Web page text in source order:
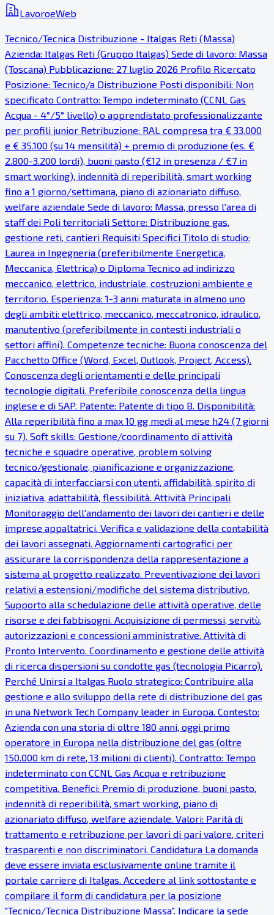
LavoroeWeb
Tecnico/Tecnica Distribuzione - Italgas Reti (Massa)
Azienda: Italgas Reti (Gruppo Italgas) Sede di lavoro: Massa
(Toscana) Pubblicazione: 27 luglio 2026 Profilo Ricercato
Posizione: Tecnico/a Distribuzione Posti disponibili: Non
specificato Contratto: Tempo indeterminato (CCNL Gas
Acqua - 4°/5° livello) o apprendistato professionalizzante
per profili junior Retribuzione: RAL compresa tra € 33.000
e € 35.100 (su 14 mensilità) + premio di produzione (es. €
2.800-3.200 lordi), buoni pasto (€12 in presenza / €7 in
smart working), indennità di reperibilità, smart working
fino a 1 giorno/settimana, piano di azionariato diffuso,
welfare aziendale Sede di lavoro: Massa, presso l'area di
staff dei Poli territoriali Settore: Distribuzione gas,
gestione reti, cantieri Requisiti Specifici Titolo di studio:
Laurea in Ingegneria (preferibilmente Energetica,
Meccanica, Elettrica) o Diploma Tecnico ad indirizzo
meccanico, elettrico, industriale, costruzioni ambiente e
territorio. Esperienza: 1-3 anni maturata in almeno uno
degli ambiti: elettrico, meccanico, meccatronico, idraulico,
manutentivo (preferibilmente in contesti industriali o
settori affini). Competenze tecniche: Buona conoscenza del
Pacchetto Office (Word, Excel, Outlook, Project, Access).
Conoscenza degli orientamenti e delle principali
tecnologie digitali. Preferibile conoscenza della lingua
inglese e di SAP. Patente: Patente di tipo B. Disponibilità:
Alla reperibilità fino a max 10 gg medi al mese h24 (7 giorni
su 7). Soft skills: Gestione/coordinamento di attività
tecniche e squadre operative, problem solving
tecnico/gestionale, pianificazione e organizzazione,
capacità di interfacciarsi con utenti, affidabilità, spirito di
iniziativa, adattabilità, flessibilità. Attività Principali
Monitoraggio dell'andamento dei lavori dei cantieri e delle
imprese appaltatrici. Verifica e validazione della contabilità
dei lavori assegnati. Aggiornamenti cartografici per
assicurare la corrispondenza della rappresentazione a
sistema al progetto realizzato. Preventivazione dei lavori
relativi a estensioni/modifiche del sistema distributivo.
Supporto alla schedulazione delle attività operative, delle
risorse e dei fabbisogni. Acquisizione di permessi, servitù,
autorizzazioni e concessioni amministrative. Attività di
Pronto Intervento. Coordinamento e gestione delle attività
di ricerca dispersioni su condotte gas (tecnologia Picarro).
Perché Unirsi a Italgas Ruolo strategico: Contribuire alla
gestione e allo sviluppo della rete di distribuzione del gas
in una Network Tech Company leader in Europa. Contesto:
Azienda con una storia di oltre 180 anni, oggi primo
operatore in Europa nella distribuzione del gas (oltre
150.000 km di rete, 13 milioni di clienti). Contratto: Tempo
indeterminato con CCNL Gas Acqua e retribuzione
competitiva. Benefici: Premio di produzione, buoni pasto,
indennità di reperibilità, smart working, piano di
azionariato diffuso, welfare aziendale. Valori: Parità di
trattamento e retribuzione per lavori di pari valore, criteri
trasparenti e non discriminatori. Candidatura La domanda
deve essere inviata esclusivamente online tramite il
portale carriere di Italgas. Accedere al link sottostante e
compilare il form di candidatura per la posizione
"Tecnico/Tecnica Distribuzione Massa". Indicare la sede